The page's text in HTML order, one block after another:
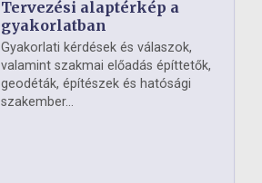
Tervezési alaptérkép a
gyakorlatban
Gyakorlati kérdések és válaszok,
valamint szakmai előadás építtetők,
geodéták, építészek és hatósági
szakember...